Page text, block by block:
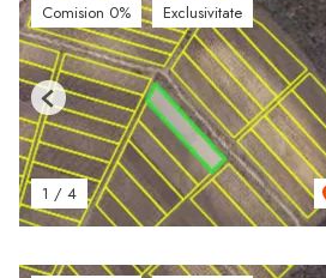
Comision 0% Exclusivitate
1 / 4
Previous